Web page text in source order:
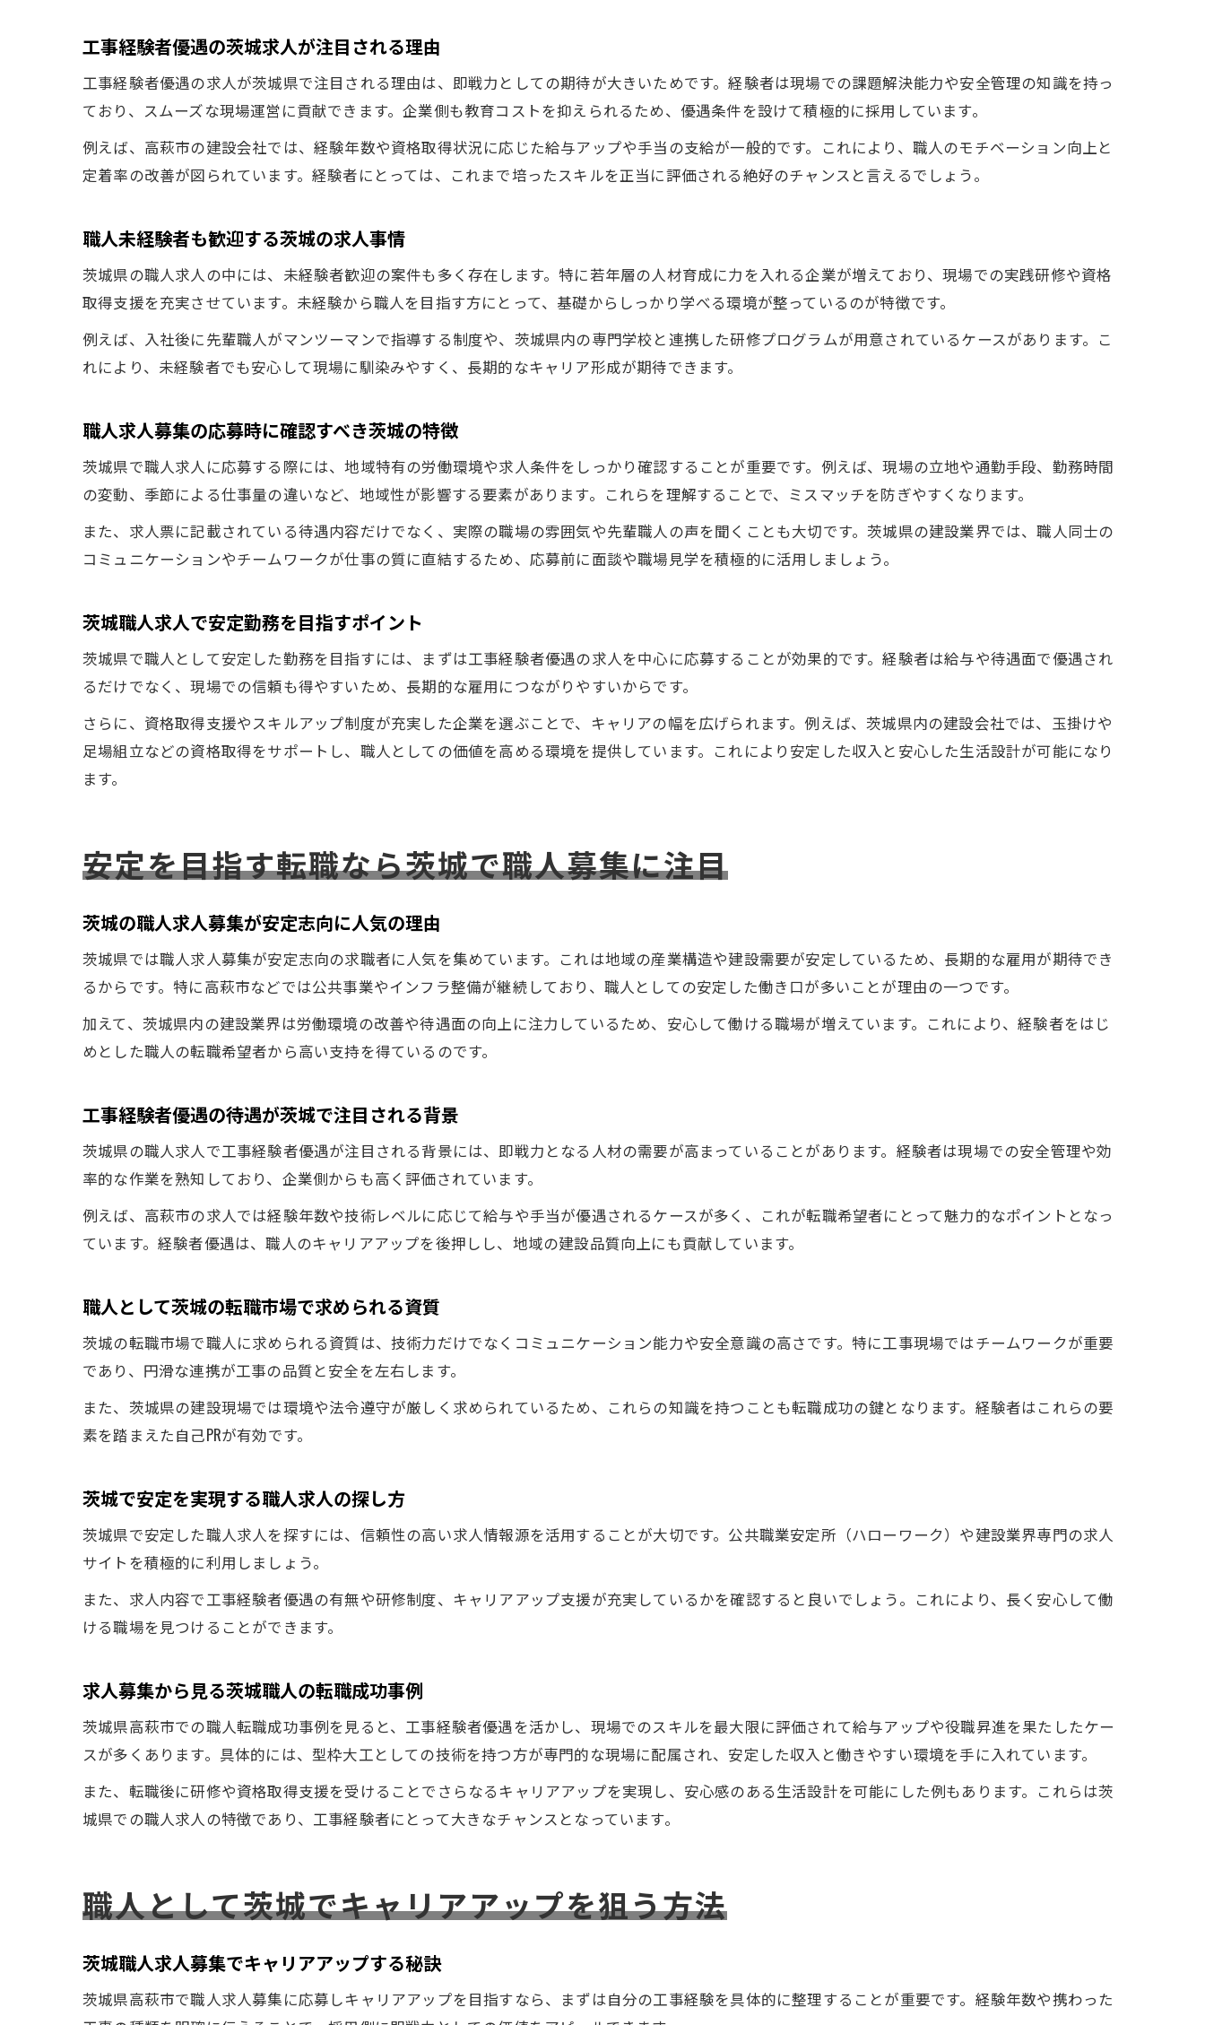
茨城の職人転職でスキルを活かすポイント
茨城県の職人求人で年収アップを目指す方法
工事経験者が選ぶ茨城の職人求人募集ポイント
職人求人募集から見る茨城の現場環境の違い
茨城で職人求人募集を選ぶ際のホワイト企業基準
茨城の工事現場で働く職人が求める職場環境
茨城で工事経験者優遇の魅力ある求人を探す
工事経験者優遇の茨城職人求人募集が集まる理由
茨城で職人求人募集の魅力を最大限に活かす方法
工事経験が評価される茨城の求人の特徴
工事経験者優遇の茨城求人が注目される理由
工事経験者優遇の求人が茨城県で注目される理由は、即戦力としての期待が大きいためです。経験者は現場での課題解決能力や安全管理の知識を持っ
ており、スムーズな現場運営に貢献できます。企業側も教育コストを抑えられるため、優遇条件を設けて積極的に採用しています。
例えば、高萩市の建設会社では、経験年数や資格取得状況に応じた給与アップや手当の支給が一般的です。これにより、職人のモチベーション向上と
定着率の改善が図られています。経験者にとっては、これまで培ったスキルを正当に評価される絶好のチャンスと言えるでしょう。
職人未経験者も歓迎する茨城の求人事情
茨城県の職人求人の中には、未経験者歓迎の案件も多く存在します。特に若年層の人材育成に力を入れる企業が増えており、現場での実践研修や資格
取得支援を充実させています。未経験から職人を目指す方にとって、基礎からしっかり学べる環境が整っているのが特徴です。
例えば、入社後に先輩職人がマンツーマンで指導する制度や、茨城県内の専門学校と連携した研修プログラムが用意されているケースがあります。こ
れにより、未経験者でも安心して現場に馴染みやすく、長期的なキャリア形成が期待できます。
職人求人募集の応募時に確認すべき茨城の特徴
茨城県で職人求人に応募する際には、地域特有の労働環境や求人条件をしっかり確認することが重要です。例えば、現場の立地や通勤手段、勤務時間
の変動、季節による仕事量の違いなど、地域性が影響する要素があります。これらを理解することで、ミスマッチを防ぎやすくなります。
また、求人票に記載されている待遇内容だけでなく、実際の職場の雰囲気や先輩職人の声を聞くことも大切です。茨城県の建設業界では、職人同士の
コミュニケーションやチームワークが仕事の質に直結するため、応募前に面談や職場見学を積極的に活用しましょう。
茨城職人求人で安定勤務を目指すポイント
茨城県で職人として安定した勤務を目指すには、まずは工事経験者優遇の求人を中心に応募することが効果的です。経験者は給与や待遇面で優遇され
るだけでなく、現場での信頼も得やすいため、長期的な雇用につながりやすいからです。
さらに、資格取得支援やスキルアップ制度が充実した企業を選ぶことで、キャリアの幅を広げられます。例えば、茨城県内の建設会社では、玉掛けや
足場組立などの資格取得をサポートし、職人としての価値を高める環境を提供しています。これにより安定した収入と安心した生活設計が可能になり
ます。
安定を目指す転職なら茨城で職人募集に注目
茨城の職人求人募集が安定志向に人気の理由
茨城県では職人求人募集が安定志向の求職者に人気を集めています。これは地域の産業構造や建設需要が安定しているため、長期的な雇用が期待でき
るからです。特に高萩市などでは公共事業やインフラ整備が継続しており、職人としての安定した働き口が多いことが理由の一つです。
加えて、茨城県内の建設業界は労働環境の改善や待遇面の向上に注力しているため、安心して働ける職場が増えています。これにより、経験者をはじ
めとした職人の転職希望者から高い支持を得ているのです。
工事経験者優遇の待遇が茨城で注目される背景
茨城県の職人求人で工事経験者優遇が注目される背景には、即戦力となる人材の需要が高まっていることがあります。経験者は現場での安全管理や効
率的な作業を熟知しており、企業側からも高く評価されています。
例えば、高萩市の求人では経験年数や技術レベルに応じて給与や手当が優遇されるケースが多く、これが転職希望者にとって魅力的なポイントとなっ
ています。経験者優遇は、職人のキャリアアップを後押しし、地域の建設品質向上にも貢献しています。
職人として茨城の転職市場で求められる資質
茨城の転職市場で職人に求められる資質は、技術力だけでなくコミュニケーション能力や安全意識の高さです。特に工事現場ではチームワークが重要
であり、円滑な連携が工事の品質と安全を左右します。
また、茨城県の建設現場では環境や法令遵守が厳しく求められているため、これらの知識を持つことも転職成功の鍵となります。経験者はこれらの要
素を踏まえた自己PRが有効です。
茨城で安定を実現する職人求人の探し方
茨城県で安定した職人求人を探すには、信頼性の高い求人情報源を活用することが大切です。公共職業安定所（ハローワーク）や建設業界専門の求人
サイトを積極的に利用しましょう。
また、求人内容で工事経験者優遇の有無や研修制度、キャリアアップ支援が充実しているかを確認すると良いでしょう。これにより、長く安心して働
ける職場を見つけることができます。
求人募集から見る茨城職人の転職成功事例
茨城県高萩市での職人転職成功事例を見ると、工事経験者優遇を活かし、現場でのスキルを最大限に評価されて給与アップや役職昇進を果たしたケー
スが多くあります。具体的には、型枠大工としての技術を持つ方が専門的な現場に配属され、安定した収入と働きやすい環境を手に入れています。
また、転職後に研修や資格取得支援を受けることでさらなるキャリアアップを実現し、安心感のある生活設計を可能にした例もあります。これらは茨
城県での職人求人の特徴であり、工事経験者にとって大きなチャンスとなっています。
職人として茨城でキャリアアップを狙う方法
茨城職人求人募集でキャリアアップする秘訣
茨城県高萩市で職人求人募集に応募しキャリアアップを目指すなら、まずは自分の工事経験を具体的に整理することが重要です。経験年数や携わった